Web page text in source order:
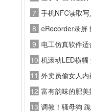
7 手机NFC读取
8 eRecorder录屏
9 电工仿真软件适合电工
10 机滚动LED横幅
11 外卖员偷女人内
12 富有韵味的肥美熟
13 调教！骚母狗